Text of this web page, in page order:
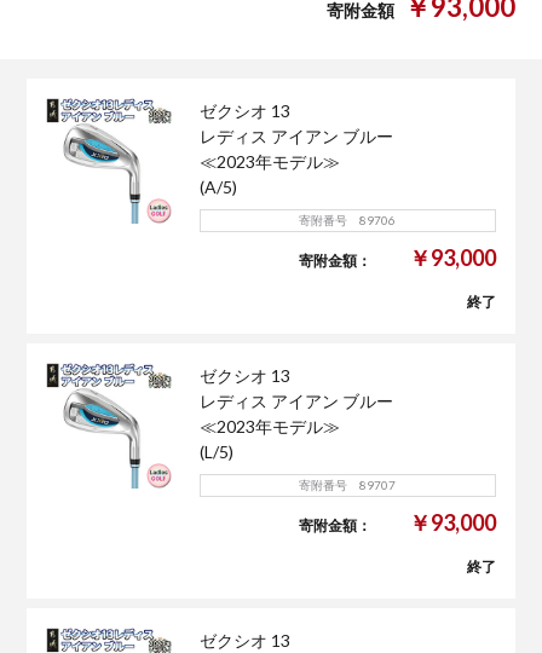
寄附金額 ￥93,000
ゼクシオ 13
レディス アイアン ブルー
≪2023年モデル≫
(A/5)
寄附番号 89706
寄附金額： ￥93,000
終了
ゼクシオ 13
レディス アイアン ブルー
≪2023年モデル≫
(L/5)
寄附番号 89707
寄附金額： ￥93,000
終了
ゼクシオ 13